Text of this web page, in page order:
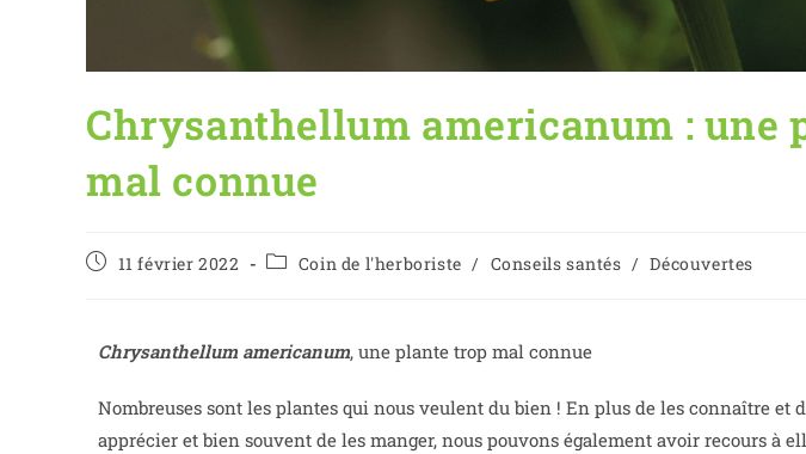
Chrysanthellum americanum : une
mal connue
11 février 2022 Coin de l'herboriste / Conseils santés / Découvertes
Chrysanthellum americanum, une plante trop mal connue
Nombreuses sont les plantes qui nous veulent du bien ! En plus de les connaître et
apprécier et bien souvent de les manger, nous pouvons également avoir recours à